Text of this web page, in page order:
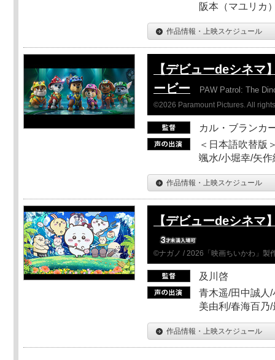
阪本（マユリカ
作品情報・上映スケジュール
【デビューdeシネマ
ービー
PAW Patrol: The
©2026 Paramount Pictures. All
カル・ブランカ
＜日本語吹替版
颯水/小堀幸/矢作
作品情報・上映スケジュール
【デビューdeシネマ
©ナガノ / 2026「映画ちいかわ」製
及川啓
青木遥/田中誠人
美由利/春海百乃
作品情報・上映スケジュール